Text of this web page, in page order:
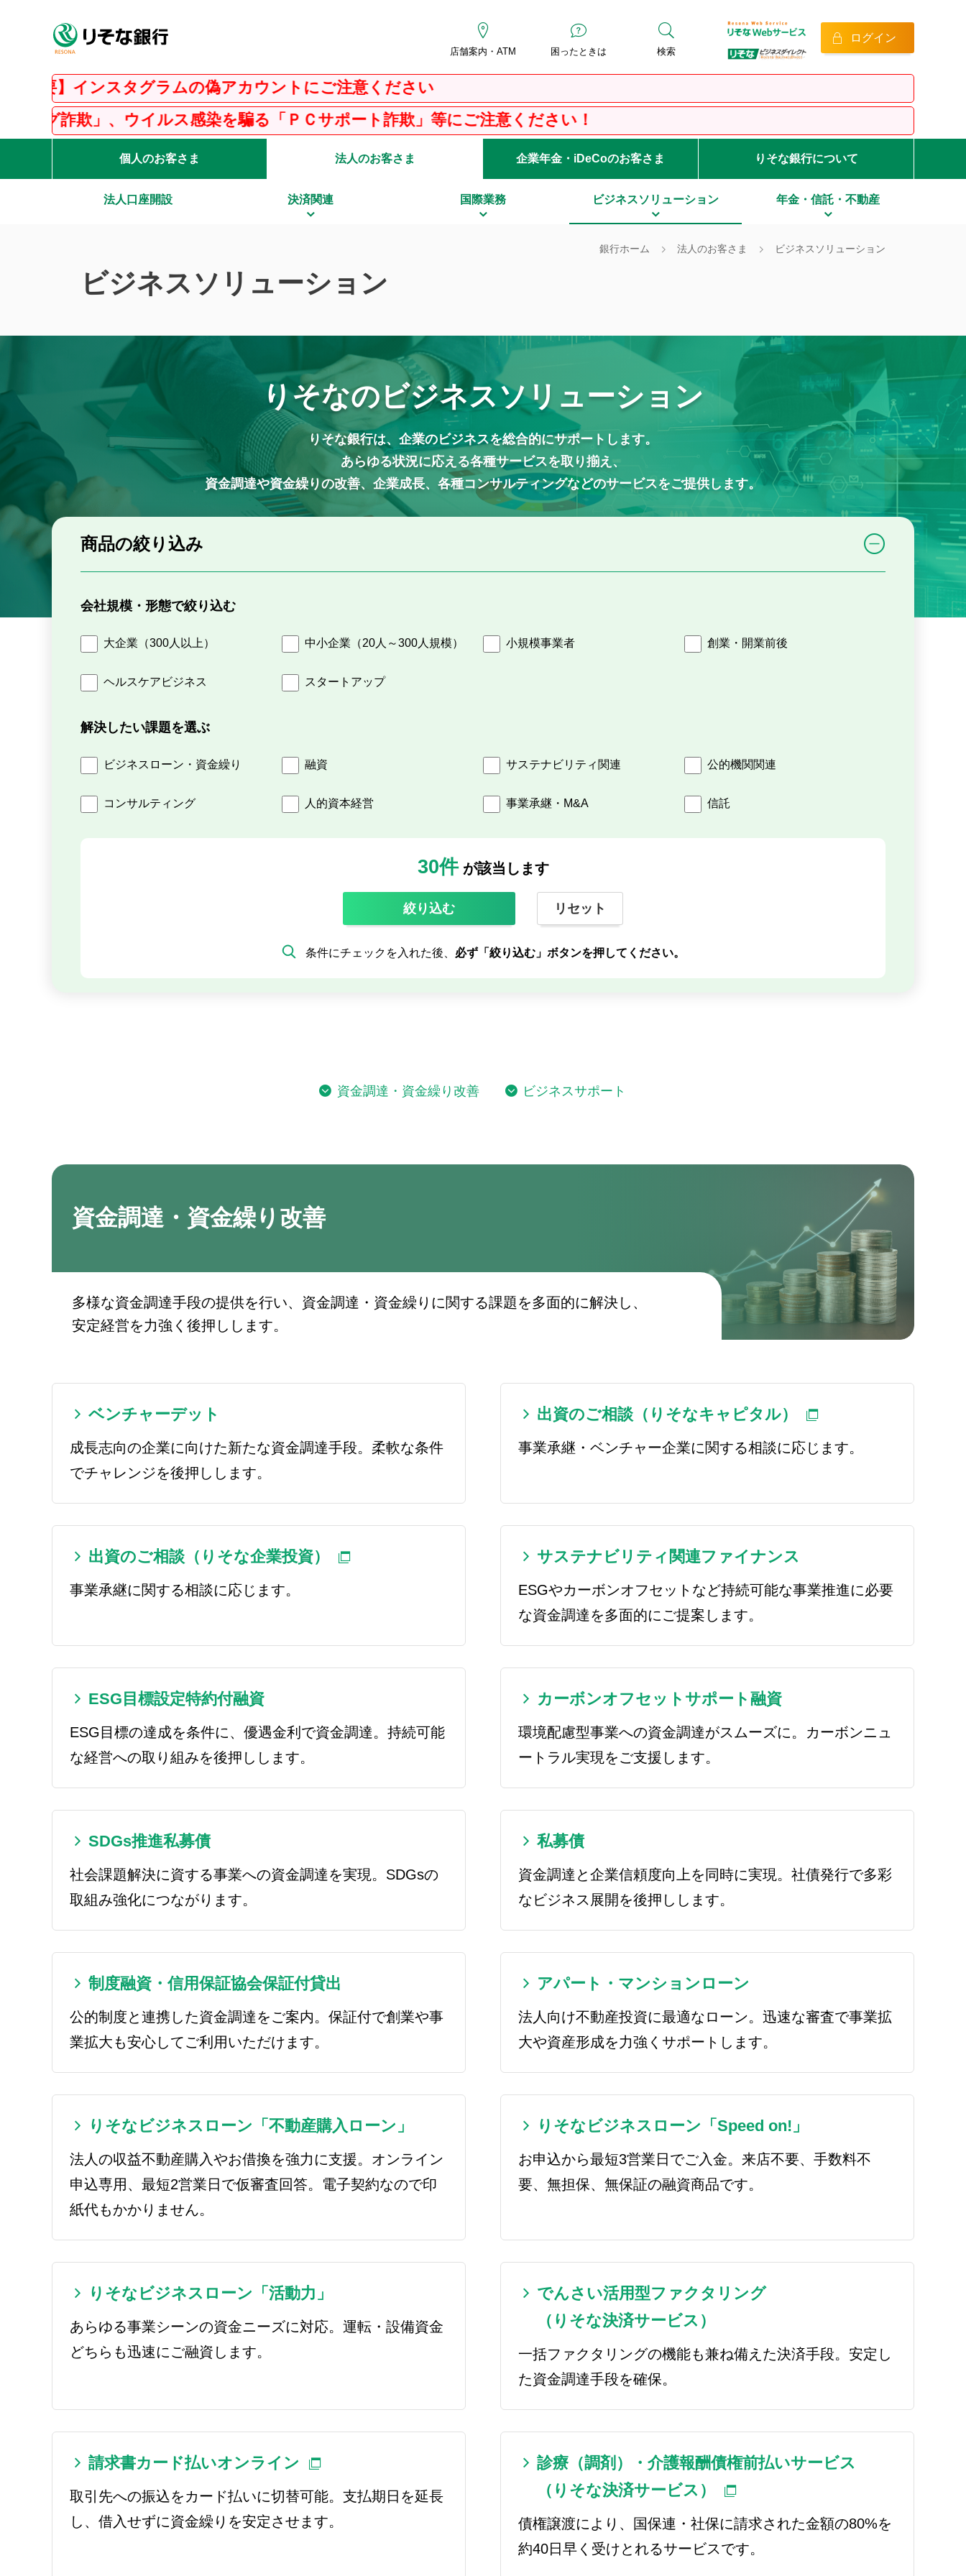
店舗案内・ATM 困ったときは 検索
ログイン
タグラムの偽アカウントにご注意ください
ス感染を騙る「ＰＣサポート詐欺」等にご注意ください！
個人のお客さま 法人のお客さま 企業年金・iDeCoのお客さま りそな銀行について
法人口座開設 決済関連 国際業務 ビジネスソリューション 年金・信託・不動産
銀行ホーム 法人のお客さま ビジネスソリューション
ビジネスソリューション
りそなのビジネスソリューション
りそな銀行は、企業のビジネスを総合的にサポートします。
あらゆる状況に応える各種サービスを取り揃え、
資金調達や資金繰りの改善、企業成長、各種コンサルティングなどのサービスをご提供します。
商品の絞り込み
会社規模・形態で絞り込む
大企業（300人以上） 中小企業（20人～300人規模） 小規模事業者 創業・開業前後
ヘルスケアビジネス スタートアップ
解決したい課題を選ぶ
ビジネスローン・資金繰り 融資 サステナビリティ関連 公的機関関連
コンサルティング 人的資本経営 事業承継・M&A 信託
30件が該当します
絞り込む リセット
条件にチェックを入れた後、 必ず「絞り込む」ボタンを押してください。
資金調達・資金繰り改善 ビジネスサポート
資金調達・資金繰り改善
多様な資金調達手段の提供を行い、資金調達・資金繰りに関する課題を多面的に解決し、
安定経営を力強く後押しします。
ベンチャーデット
成長志向の企業に向けた新たな資金調達手段。柔軟な条件
でチャレンジを後押しします。
出資のご相談（りそなキャピタル）
事業承継・ベンチャー企業に関する相談に応じます。
出資のご相談（りそな企業投資）
事業承継に関する相談に応じます。
サステナビリティ関連ファイナンス
ESGやカーボンオフセットなど持続可能な事業推進に必要
な資金調達を多面的にご提案します。
ESG目標設定特約付融資
ESG目標の達成を条件に、優遇金利で資金調達。持続可能
な経営への取り組みを後押しします。
カーボンオフセットサポート融資
環境配慮型事業への資金調達がスムーズに。カーボンニュ
ートラル実現をご支援します。
SDGs推進私募債
社会課題解決に資する事業への資金調達を実現。SDGsの
取組み強化につながります。
私募債
資金調達と企業信頼度向上を同時に実現。社債発行で多彩
なビジネス展開を後押しします。
制度融資・信用保証協会保証付貸出
公的制度と連携した資金調達をご案内。保証付で創業や事
業拡大も安心してご利用いただけます。
アパート・マンションローン
法人向け不動産投資に最適なローン。迅速な審査で事業拡
大や資産形成を力強くサポートします。
りそなビジネスローン「不動産購入ローン」
法人の収益不動産購入やお借換を強力に支援。オンライン
申込専用、最短2営業日で仮審査回答。電子契約なので印
紙代もかかりません。
りそなビジネスローン「Speed on!」
お申込から最短3営業日でご入金。来店不要、手数料不
要、無担保、無保証の融資商品です。
りそなビジネスローン「活動力」
あらゆる事業シーンの資金ニーズに対応。運転・設備資金
どちらも迅速にご融資します。
でんさい活用型ファクタリング
（りそな決済サービス）
一括ファクタリングの機能も兼ね備えた決済手段。安定し
た資金調達手段を確保。
請求書カード払いオンライン
取引先への振込をカード払いに切替可能。支払期日を延長
し、借入せずに資金繰りを安定させます。
診療（調剤）・介護報酬債権前払いサービス
（りそな決済サービス）
債権譲渡により、国保連・社保に請求された金額の80%を
約40日早く受けとれるサービスです。